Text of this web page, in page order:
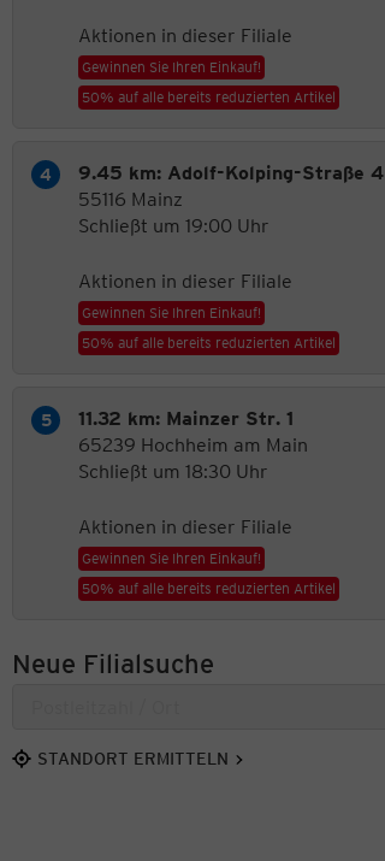
Aktionen in dieser Filiale
Gewinnen Sie Ihren Einkauf!
50% auf alle bereits reduzierten Artikel
9.45 km: Adolf-Kolping-Straße 4
55116 Mainz
Schließt um 19:00 Uhr
Aktionen in dieser Filiale
Gewinnen Sie Ihren Einkauf!
50% auf alle bereits reduzierten Artikel
11.32 km: Mainzer Str. 1
65239 Hochheim am Main
Schließt um 18:30 Uhr
Aktionen in dieser Filiale
Gewinnen Sie Ihren Einkauf!
50% auf alle bereits reduzierten Artikel
Neue Filialsuche
STANDORT ERMITTELN